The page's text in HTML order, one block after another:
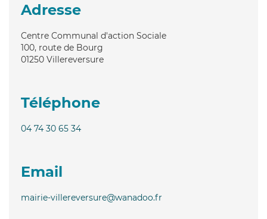
Adresse
Centre Communal d'action Sociale
100, route de Bourg
01250 Villereversure
Téléphone
04 74 30 65 34
Email
mairie-villereversure@wanadoo.fr